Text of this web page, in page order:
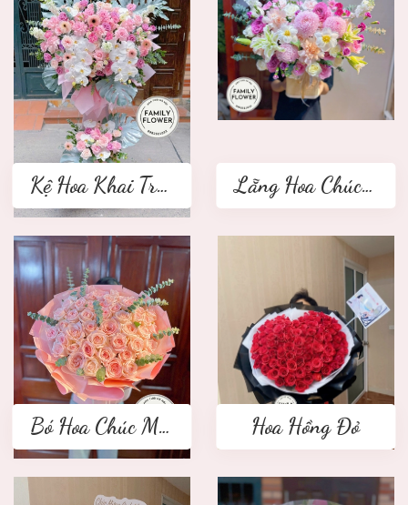
Kệ Hoa Khai Trương 2 tầng Lẵng Hoa Chúc Mừng
Bó Hoa Chúc Mừng Hoa Hồng Đỏ